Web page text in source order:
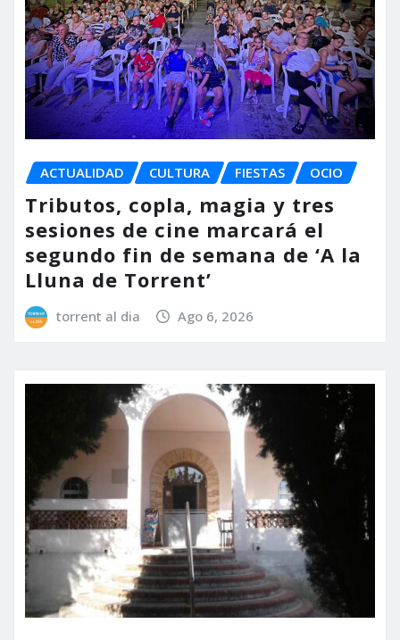
ACTUALIDAD CULTURA FIESTAS OCIO
Tributos, copla, magia y tres
sesiones de cine marcará el
segundo fin de semana de ‘A la
Lluna de Torrent’
torrent al dia Ago 6, 2026